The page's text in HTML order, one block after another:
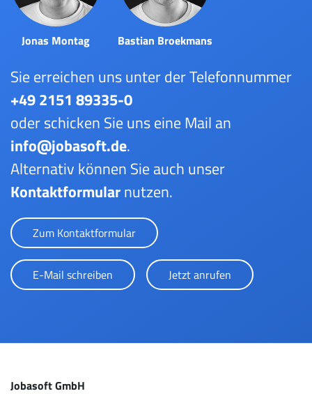
Jonas Montag Bastian Broekmans
Sie erreichen uns unter der Telefonnummer
+49 2151 89335-0
oder schicken Sie uns eine Mail an
info@jobasoft.de.
Alternativ können Sie auch unser
Kontaktformularnutzen.
Zum Kontaktformular
E-Mail schreiben Jetzt anrufen
Jobasoft GmbH